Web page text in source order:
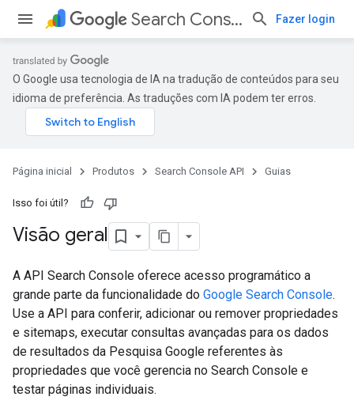
Search Console API Fazer login
O Google usa tecnologia de IA na tradução de conteúdos para seu
idioma de preferência. As traduções com IA podem ter erros.
Página inicial Produtos Search Console API Guias
Isso foi útil?
Visão geral
A API Search Console oferece acesso programático a
grande parte da funcionalidade do Google Search Console.
Use a API para conferir, adicionar ou remover propriedades
e sitemaps, executar consultas avançadas para os dados
de resultados da Pesquisa Google referentes às
propriedades que você gerencia no Search Console e
testar páginas individuais.